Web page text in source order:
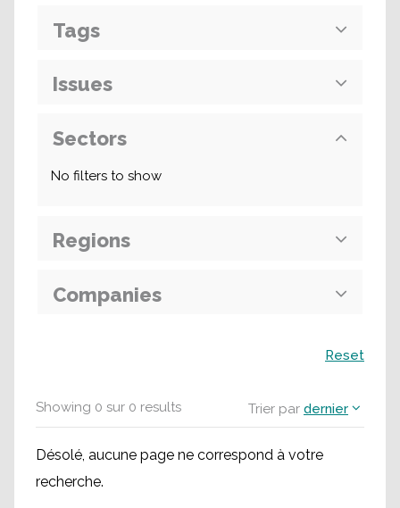
Showing 0 sur 0 results Trier par dernier
Désolé, aucune page ne correspond à votre
recherche.
Tags
Issues
Sectors
No filters to show
Regions
Companies
Reset